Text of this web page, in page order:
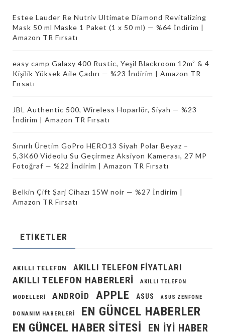
Estee Lauder Re Nutriv Ultimate Diamond Revitalizing
Mask 50 ml Maske 1 Paket (1 x 50 ml) — %64 İndirim |
Amazon TR Fırsatı
easy camp Galaxy 400 Rustic, Yeşil Blackroom 12m² & 4
Kişilik Yüksek Aile Çadırı — %23 İndirim | Amazon TR
Fırsatı
JBL Authentic 500, Wireless Hoparlör, Siyah — %23
İndirim | Amazon TR Fırsatı
Sınırlı Üretim GoPro HERO13 Siyah Polar Beyaz –
5,3K60 Videolu Su Geçirmez Aksiyon Kamerası, 27 MP
Fotoğraf — %22 İndirim | Amazon TR Fırsatı
Belkin Çift Şarj Cihazı 15W noir — %27 İndirim |
Amazon TR Fırsatı
ETIKETLER
AKILLI TELEFON AKILLI TELEFON FIYATLARI
AKILLI TELEFON HABERLERI AKILLI TELEFON
MODELLERI ANDROID APPLE ASUS ASUS ZENFONE
DONANIM HABERLERI EN GÜNCEL HABERLER
EN GÜNCEL HABER SITESI
EN IYI HABER